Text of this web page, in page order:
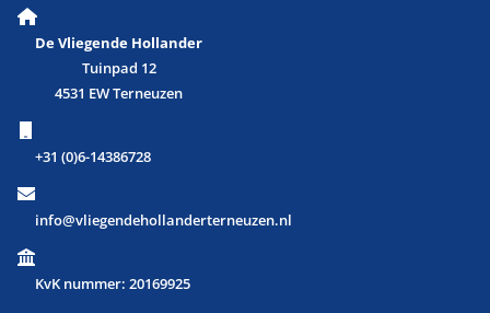
De Vliegende Hollander
Tuinpad 12
4531 EW Terneuzen
+31 (0)6-14386728
info@vliegendehollanderterneuzen.nl
KvK nummer: 20169925